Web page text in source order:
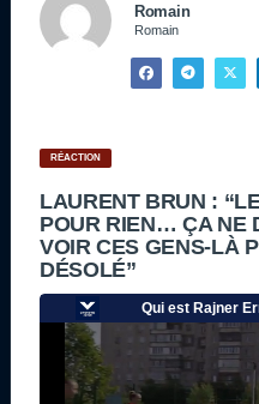
Romain
Romain
RÉACTION
LAURENT BRUN :
POUR RIEN… ÇA NE
VOIR CES GENS-LÀ
DÉSOLÉ”